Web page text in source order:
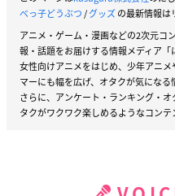
べっ子どうぶつ/グッズの最新情報は
アニメ・ゲーム・漫画などの2次元コ
報・話題をお届けする情報メディア「
女性向けアニメをはじめ、少年アニ
マーにも幅を広げ、オタクが気になる
さらに、アンケート・ランキング・
タクがワクワク楽しめるようなコンテ